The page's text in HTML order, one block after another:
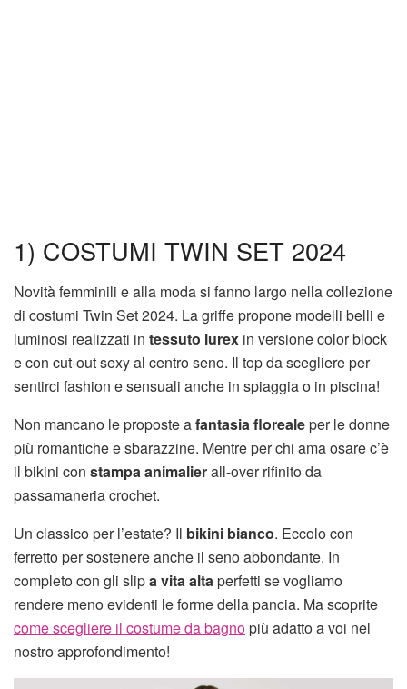
1) COSTUMI TWIN SET 2024
Novità femminili e alla moda si fanno largo nella collezione
di costumi Twin Set 2024. La griffe propone modelli belli e
luminosi realizzati in tessuto lurex in versione color block
e con cut-out sexy al centro seno. Il top da scegliere per
sentirci fashion e sensuali anche in spiaggia o in piscina!
Non mancano le proposte afantasia florealeper le donne
più romantiche e sbarazzine. Mentre per chi ama osare c’è
il bikini con stampa animalierall-over rifinito da
passamaneria crochet.
Un classico per l’estate? Il bikini bianco. Eccolo con
ferretto per sostenere anche il seno abbondante. In
completo con gli slipa vita altaperfetti se vogliamo
rendere meno evidenti le forme della pancia. Ma scoprite
come scegliere il costume da bagnopiù adatto a voi nel
nostro approfondimento!